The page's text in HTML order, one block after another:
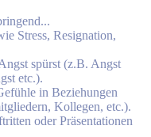
Stress, Resignation,
spürst (z.B. Angst
etc.).
in Beziehungen
Kollegen, etc.).
oder Präsentationen